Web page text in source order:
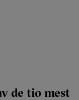
de tio mest